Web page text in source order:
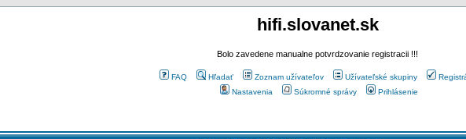
hifi.slovanet.sk
Bolo zavedene manualne potvrdzovanie registracii !!!
FAQ Hľadať Zoznam užívateľov Užívateľské skupiny
Nastavenia
Súkromné správy Prihlásenie